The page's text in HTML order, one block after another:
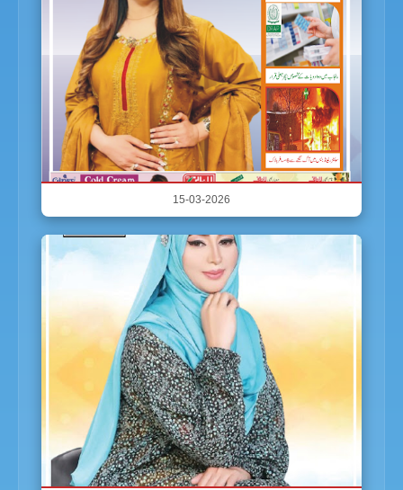
15-03-2026